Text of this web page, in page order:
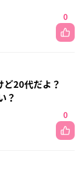
0
ど20代だよ？
？
0